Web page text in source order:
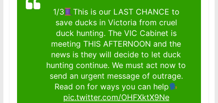
1/3
This is our LAST CHANCE to
save ducks in Victoria from cruel
duck hunting. The VIC Cabinet is
meeting THIS AFTERNOON and the
news is they will decide to let duck
hunting continue. We must act now to
send an urgent message of outrage.
Read on for ways you can help
pic.twitter.com/OHFXktX9Ne